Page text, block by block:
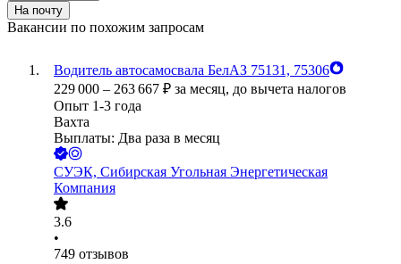
На почту
Вакансии по похожим запросам
Водитель автосамосвала БелАЗ 75131, 75306
229 000 – 263 667 ₽ за месяц, до вычета налогов
Опыт 1-3 года
Вахта
Выплаты: Два раза в месяц
СУЭК, Сибирская Угольная Энергетическая
Компания
3.6
•
749 отзывов